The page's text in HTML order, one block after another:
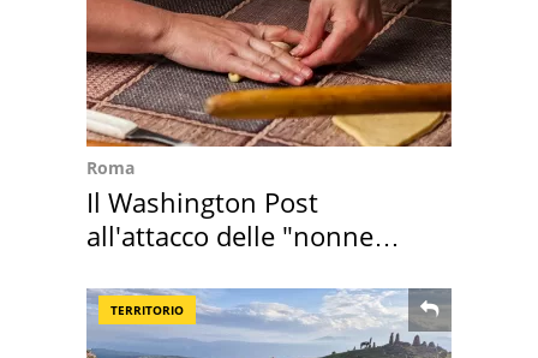
Roma
Il Washington Post
all'attacco delle "nonne
TERRITORIO